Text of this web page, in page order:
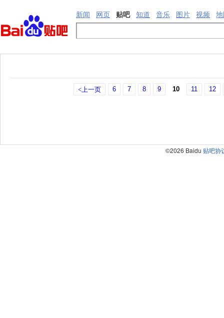
新闻 网页 贴吧 知道 音乐 图片 视频
<上一页 6 7 8 9 10 11 12
©2026 Baidu 贴吧协